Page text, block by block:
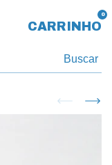
CARRINHO
0
Buscar